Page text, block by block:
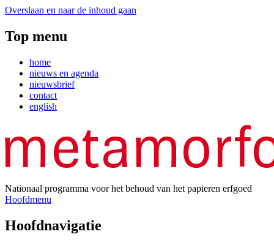
Overslaan en naar de inhoud gaan
Top menu
home
nieuws en agenda
nieuwsbrief
contact
english
Nationaal programma voor het behoud van het papieren erfgoed
Hoofdmenu
Hoofdnavigatie